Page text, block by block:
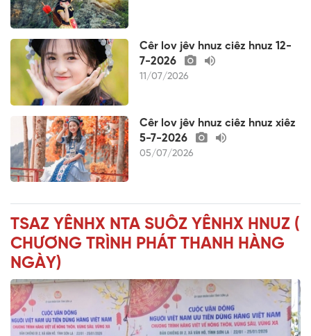
Cêr lov jêv hnuz ciêz hnuz 12-
7-2026
11/07/2026
Cêr lov jêv hnuz ciêz hnuz xiêz
5-7-2026
05/07/2026
TSAZ YÊNHX NTA SUÔZ YÊNHX HNUZ (
CHƯƠNG TRÌNH PHÁT THANH HÀNG
NGÀY)